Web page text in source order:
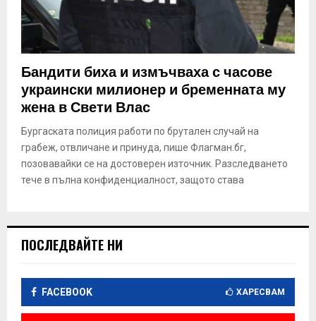
Бандити биха и измъчваха с часове
украински милионер и бременната му
жена в Свети Влас
Бургаската полиция работи по брутален случай на
грабеж, отвличане и принуда, пише Флагман.бг,
позовавайки се на достоверен източник. Разследването
тече в пълна конфиденциалност, защото става
ПОСЛЕДВАЙТЕ НИ
FACEBOOK ХАРЕСВАМ